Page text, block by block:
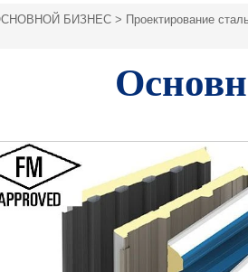
БИЗНЕС > Проектирование